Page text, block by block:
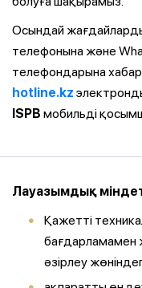
Осындай
телефонына және
телефондарына
hotline.kz
ISPB мобильді
Лауазымдық
Қажетті
бағдарламамен
әзірлеу